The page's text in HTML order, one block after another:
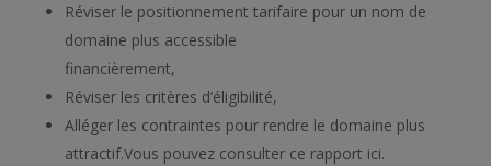
Réviser le positionnement tarifaire pour un nom de
domaine plus accessible
financièrement,
Réviser les critères d’éligibilité,
Alléger les contraintes pour rendre le domaine plus
attractif.Vous pouvez consulter ce rapport ici.